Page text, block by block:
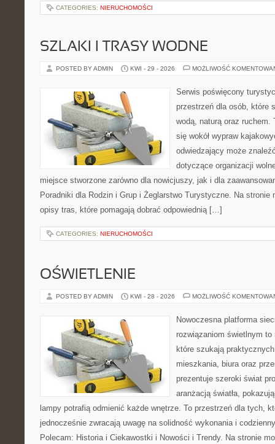
CATEGORIES: NIERUCHOMOŚCI
SZLAKI I TRASY WODNE
POSTED BY ADMIN KWI - 29 - 2026 MOŻLIWOŚĆ
Serwis poświęcony
przestrzeń dla osób, które
wodą, naturą oraz ruchem.
się wokół wypraw
odwiedzający może
dotyczące organizacji
miejsce stworzone zarówno dla nowicjuszy, jak i dla
Poradniki dla Rodzin i Grup i Żeglarstwo Turystyczne. Na stronie
opisy tras, które pomagają dobrać odpowiednią […]
CATEGORIES: NIERUCHOMOŚCI
OŚWIETLENIE
POSTED BY ADMIN KWI - 28 - 2026 MOŻLIWOŚĆ
Nowoczesna platforma
rozwiązaniom świetlnym
które szukają
mieszkania, biura oraz
prezentuje szeroki świat
aranżacją światła,
lampy potrafią odmienić każde wnętrze. To przestrzeń dla tych,
jednocześnie zwracają uwagę na solidność wykonania i
Polecam: Historia i Ciekawostki i Nowości i Trendy. Na stronie